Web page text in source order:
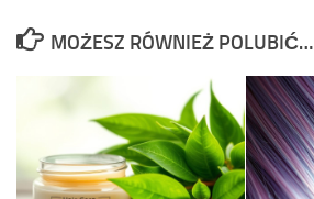
MOŻESZ RÓWNIEŻ POLUBIĆ…